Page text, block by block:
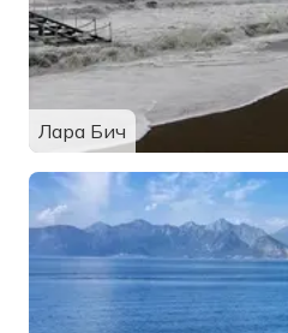
Лара Бич